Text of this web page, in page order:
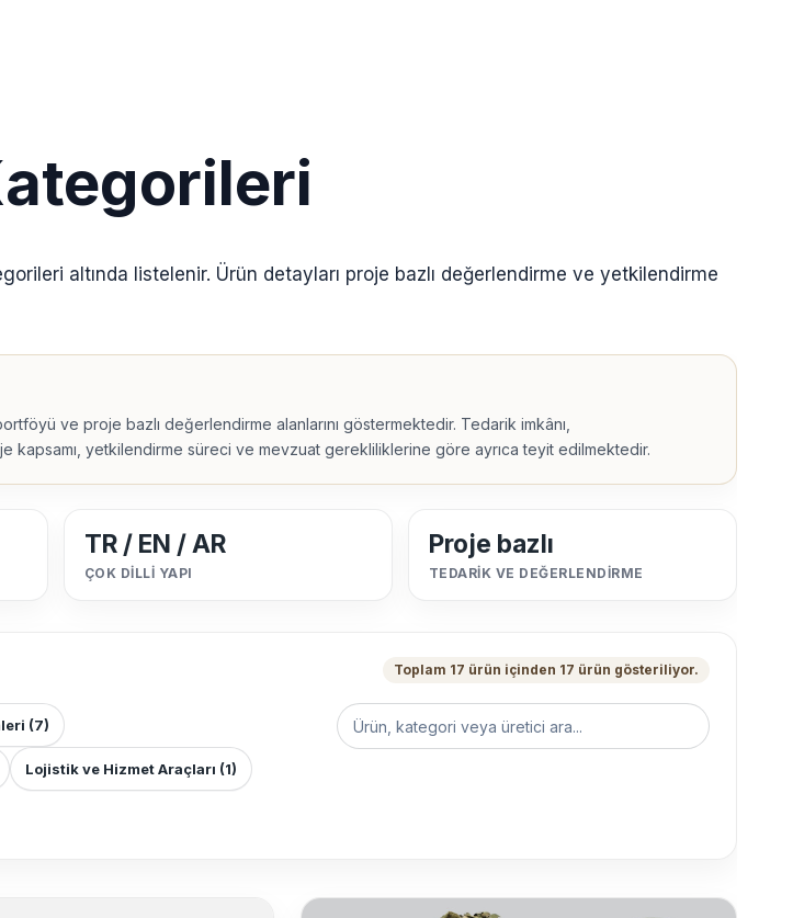
altında listelenir. Ürün detayları proje bazlı değerlendirme ve yetkilendirme
ve proje bazlı değerlendirme alanlarını göstermektedir. Tedarik imkânı,
kapsamı, yetkilendirme süreci ve mevzuat gerekliliklerine göre ayrıca teyit edilmektedir.
TR / EN / AR
ÇOK DILLI YAPI
Proje bazlı
TEDARIK VE DEĞERLENDIRME
Toplam 17 ürün içinden 17 ürün gösteriliyor.
(7)
Lojistik ve Hizmet Araçları (1)